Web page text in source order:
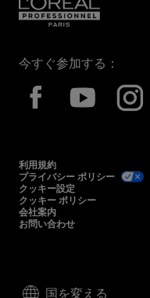
今すぐ参加する：
国を変える
利用規約
プライバシー ポリシー
クッキー設定
クッキー ポリシー
会社案内
お問い合わせ